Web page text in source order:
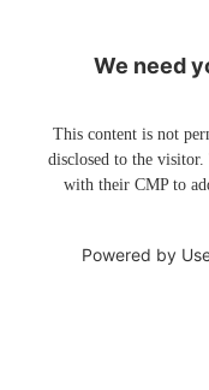
We need
This content is not
disclosed to the visitor.
with their CMP to
Powered by